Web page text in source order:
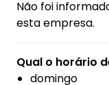
Não foi
esta empresa.
Qual o horário
domingo